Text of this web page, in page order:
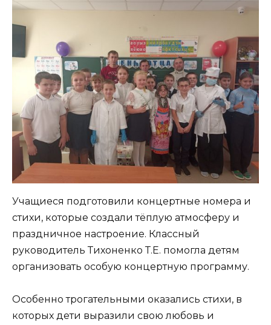
Учащиеся подготовили концертные номера и
стихи, которые создали тёплую атмосферу и
праздничное настроение. Классный
руководитель Тихоненко Т.Е. помогла детям
организовать особую концертную программу.
Особенно трогательными оказались стихи, в
которых дети выразили свою любовь и